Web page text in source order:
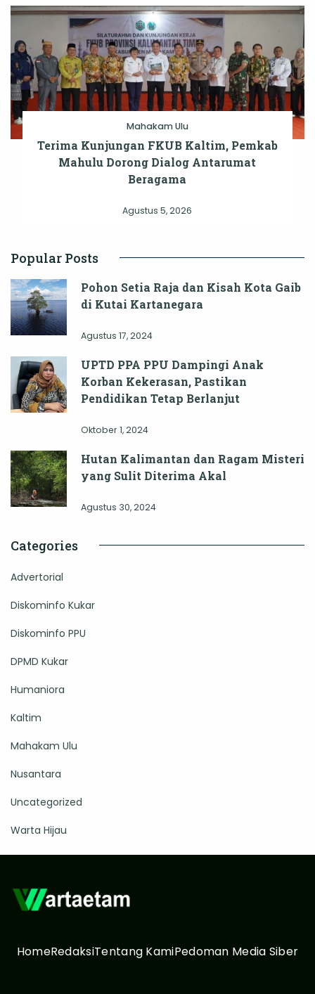
Mahakam Ulu
Terima Kunjungan FKUB Kaltim, Pemkab
Mahulu Dorong Dialog Antarumat
Beragama
Agustus 5, 2026
Popular Posts
Pohon Setia Raja dan Kisah Kota Gaib
di Kutai Kartanegara
Agustus 17, 2024
UPTD PPA PPU Dampingi Anak
Korban Kekerasan, Pastikan
Pendidikan Tetap Berlanjut
Oktober 1, 2024
Hutan Kalimantan dan Ragam Misteri
yang Sulit Diterima Akal
Agustus 30, 2024
Categories
Advertorial
Diskominfo Kukar
Diskominfo PPU
DPMD Kukar
Humaniora
Kaltim
Mahakam Ulu
Nusantara
Uncategorized
Warta Hijau
HomeRedaksiTentang KamiPedoman Media Siber